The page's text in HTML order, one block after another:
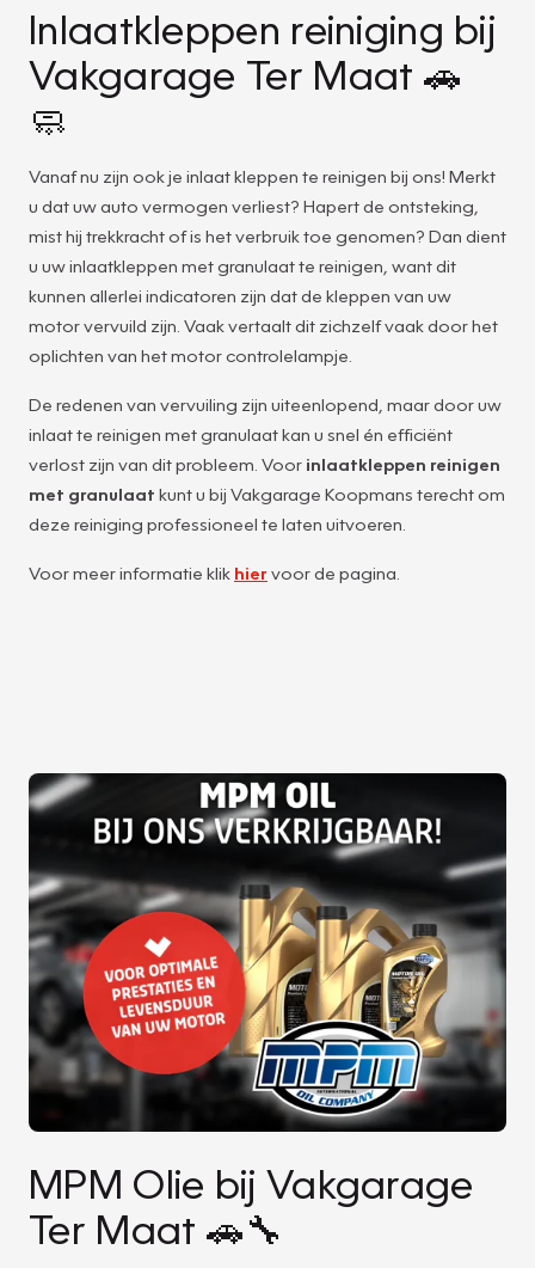
Inlaatkleppen reiniging bij
Vakgarage Ter Maat 🚗
🧼
Vanaf nu zijn ook je inlaat kleppen te reinigen bij ons! Merkt
u dat uw auto vermogen verliest? Hapert de ontsteking,
mist hij trekkracht of is het verbruik toe genomen? Dan dient
u uw inlaatkleppen met granulaat te reinigen, want dit
kunnen allerlei indicatoren zijn dat de kleppen van uw
motor vervuild zijn. Vaak vertaalt dit zichzelf vaak door het
oplichten van het motor controlelampje.
De redenen van vervuiling zijn uiteenlopend, maar door uw
inlaat te reinigen met granulaat kan u snel én efficiënt
verlost zijn van dit probleem. Voor inlaatkleppen reinigen
met granulaat kunt u bij Vakgarage Koopmans terecht om
deze reiniging professioneel te laten uitvoeren.
Voor meer informatie klik hiervoor de pagina.
MPM Olie bij Vakgarage
Ter Maat 🚗🔧